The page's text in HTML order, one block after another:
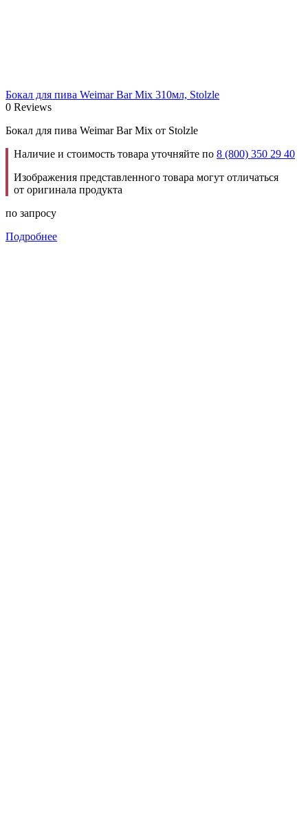
Бокал для пива Weimar Bar Mix 310мл, Stolzle
0 Reviews
Бокал для пива Weimar Bar Mix от Stolzle
Наличие и стоимость товара уточняйте по 8 (800) 350 29 40
Изображения представленного товара могут отличаться
от оригинала продукта
по запросу
Подробнее